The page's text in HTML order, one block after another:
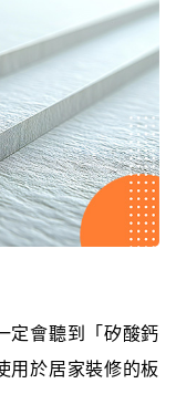
定會聽到「矽酸鈣
用於居家裝修的板